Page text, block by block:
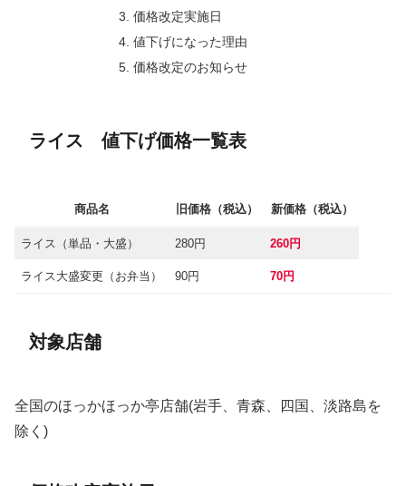
価格改定実施日
値下げになった理由
価格改定のお知らせ
ライス 値下げ価格一覧表
商品名 旧価格（税込） 新価格（税込）
ライス（単品・大盛） 280円 260円
ライス大盛変更（お弁当） 90円 70円
対象店舗
全国のほっかほっか亭店舗(岩手、青森、四国、淡路島を
除く)